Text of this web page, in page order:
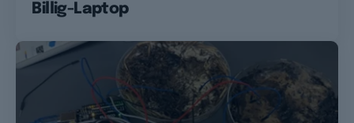
Billig-Laptop